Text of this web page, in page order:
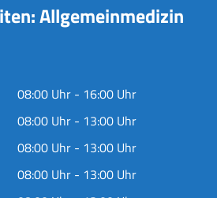
Allgemeinmedizin
08:00 Uhr - 16:00 Uhr
08:00 Uhr - 13:00 Uhr
08:00 Uhr - 13:00 Uhr
08:00 Uhr - 13:00 Uhr